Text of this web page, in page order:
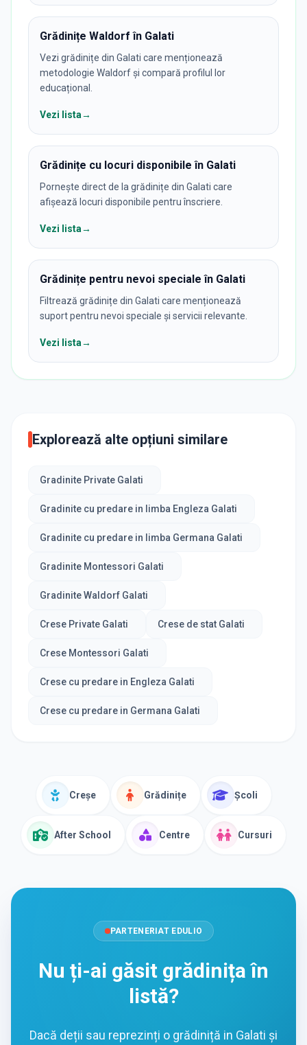
Grădinițe Waldorf în Galati
Vezi grădinițe din Galati care menționează
metodologie Waldorf și compară profilul lor
educațional.
Vezi lista→
Grădinițe cu locuri disponibile în Galati
Pornește direct de la grădinițe din Galati care
afișează locuri disponibile pentru înscriere.
Vezi lista→
Grădinițe pentru nevoi speciale în Galati
Filtrează grădinițe din Galati care menționează
suport pentru nevoi speciale și servicii relevante.
Vezi lista→
Explorează alte opțiuni similare
Gradinite Private Galati
Gradinite cu predare in limba Engleza Galati
Gradinite cu predare in limba Germana Galati
Gradinite Montessori Galati
Gradinite Waldorf Galati
Crese Private Galati Crese de stat Galati
Crese Montessori Galati
Crese cu predare in Engleza Galati
Crese cu predare in Germana Galati
Creșe Grădinițe Școli
After School Centre Cursuri
PARTENERIAT EDULIO
Nu ți-ai găsit grădinița în
listă?
Dacă deții sau reprezinți o grădiniță in Galati și